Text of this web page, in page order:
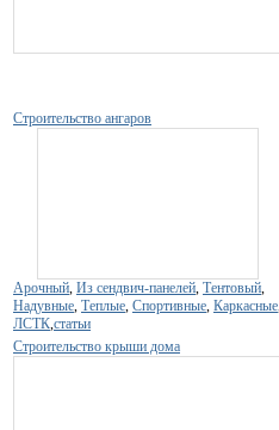
Строительство ангаров
Арочный Из сендвич-панелей Тентовый
Надувные Теплые Спортивные Каркасные
ЛСТК статьи
Строительство крыши дома